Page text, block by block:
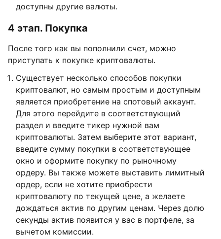
доступны другие валюты.
4 этап. Покупка
После того как вы пополнили счет, можно
приступать к покупке криптовалюты.
Существует несколько способов покупки
криптовалют, но самым простым и доступным
является приобретение на спотовый аккаунт.
Для этого перейдите в соответствующий
раздел и введите тикер нужной вам
криптовалюты. Затем выберите этот вариант,
введите сумму покупки в соответствующее
окно и оформите покупку по рыночному
ордеру. Вы также можете выставить лимитный
ордер, если не хотите приобрести
криптовалюту по текущей цене, а желаете
дождаться актив по другим ценам. Через долю
секунды актив появится у вас в портфеле, за
вычетом комиссии.